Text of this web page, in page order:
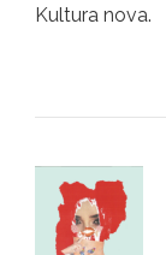
Kultura nova.